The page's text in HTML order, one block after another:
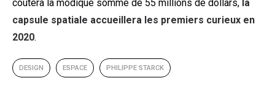
coûtera la modique somme de 55 millions de dollars, la
capsule spatiale accueillera les premiers curieux en
2020.
DESIGN ESPACE PHILIPPE STARCK